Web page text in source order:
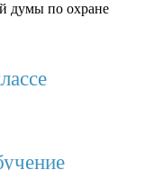
думы по охране